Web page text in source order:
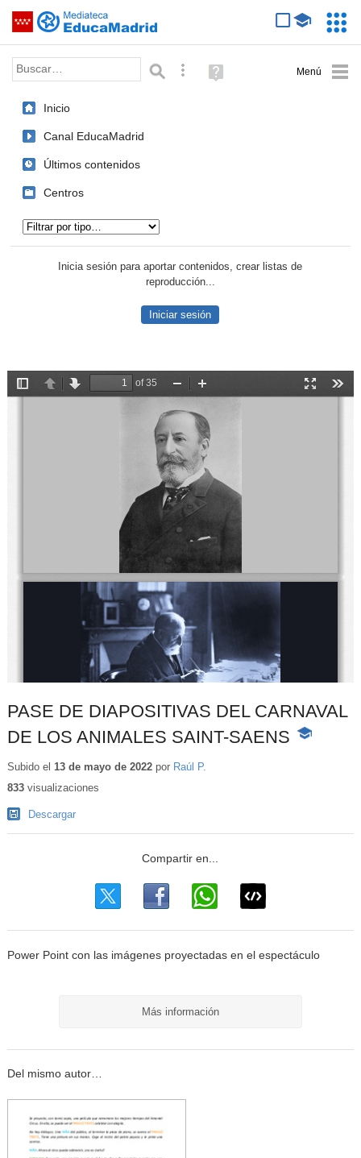
Saltar navegación
Palabra o frase: Búsqueda avanzada
Ayuda
(en
Inicio
Canal EducaMadrid
Últimos contenidos
Centros
Inicia sesión para aportar contenidos, crear listas de
reproducción...
Iniciar sesión
PASE DE DIAPOSITIVAS DEL CARNAVAL
DE LOS ANIMALES SAINT-SAENS
-
Subido el 13 de mayo de 2022por Raúl P.
833visualizaciones
Descargar
Power Point con las imágenes proyectadas en el espectáculo
Más información
Del mismo autor…